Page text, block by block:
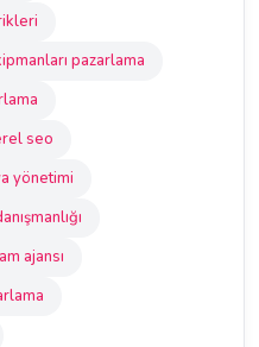
pazarlama
seo
yönetimi
ajansı